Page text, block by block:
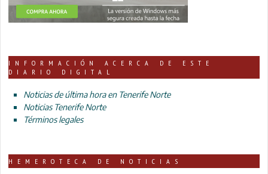
INFORMACIÓN ACERCA DE ESTE
DIARIO DIGITAL
Noticias de última hora en Tenerife Norte
Noticias Tenerife Norte
Términos legales
HEMEROTECA DE NOTICIAS